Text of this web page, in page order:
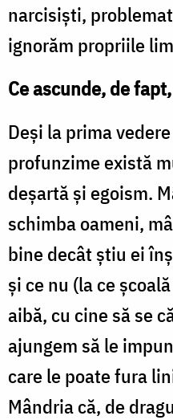
narcisiști,
ignorăm propriile
Ce ascunde, de
Deși la prima
profunzime există
deșartă și egoism.
schimba oameni,
bine decât știu ei
și ce nu (la ce
aibă, cu cine să se
ajungem să le
care le poate fura
Mândria că, de